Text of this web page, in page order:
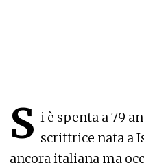
S i è spenta a 79
scrittrice nata a
ancora italiana ma